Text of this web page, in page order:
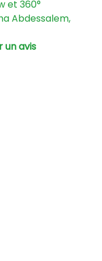
et 360°
Abdessalem,
un avis